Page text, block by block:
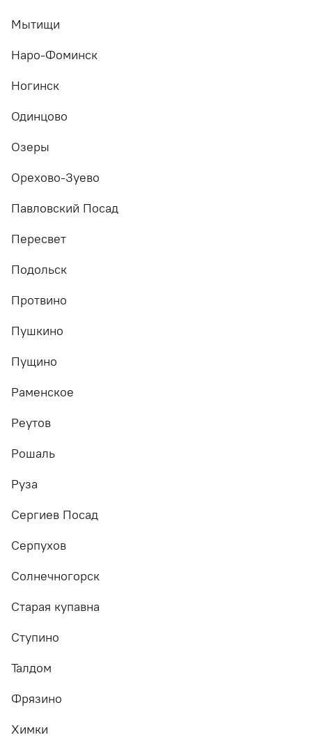
Мытищи
Наро-Фоминск
Ногинск
Одинцово
Озеры
Орехово-Зуево
Павловский Посад
Пересвет
Подольск
Протвино
Пушкино
Пущино
Раменское
Реутов
Рошаль
Руза
Сергиев Посад
Серпухов
Солнечногорск
Старая купавна
Ступино
Талдом
Фрязино
Химки